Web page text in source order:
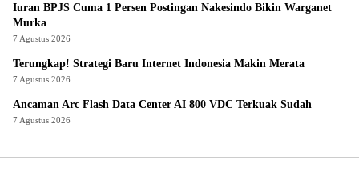
Iuran BPJS Cuma 1 Persen Postingan Nakesindo Bikin Warganet
Murka
7 Agustus 2026
Terungkap! Strategi Baru Internet Indonesia Makin Merata
7 Agustus 2026
Ancaman Arc Flash Data Center AI 800 VDC Terkuak Sudah
7 Agustus 2026